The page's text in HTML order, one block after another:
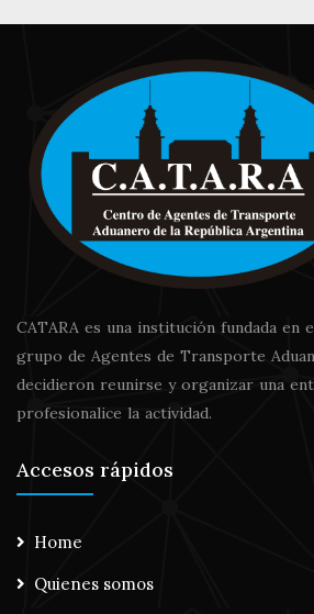
CATARA es una institución fundada en
grupo de Agentes de Transporte
decidieron reunirse y organizar una
profesionalice la actividad.
Accesos rápidos
Home
Quienes somos